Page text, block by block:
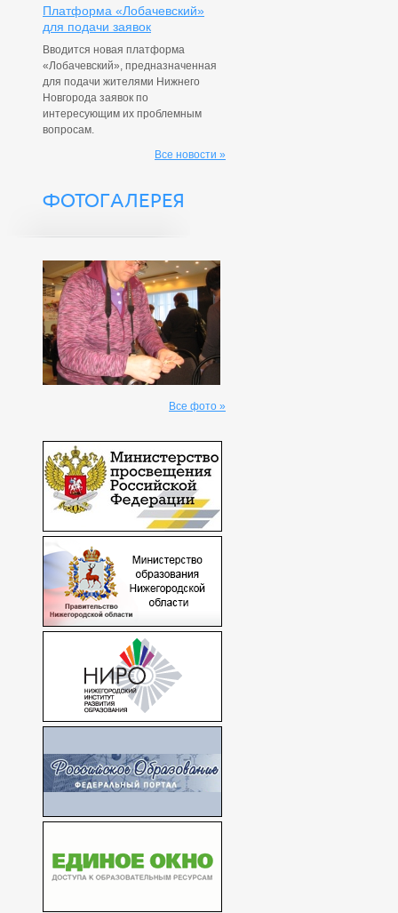
Платформа «Лобачевский»
для подачи заявок
Вводится новая платформа
«Лобачевский», предназначенная
для подачи жителями Нижнего
Новгорода заявок по
интересующим их проблемным
вопросам.
Все новости »
ФОТОГАЛЕРЕЯ
Все фото »